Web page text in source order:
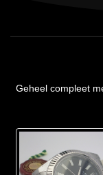
Geheel compleet